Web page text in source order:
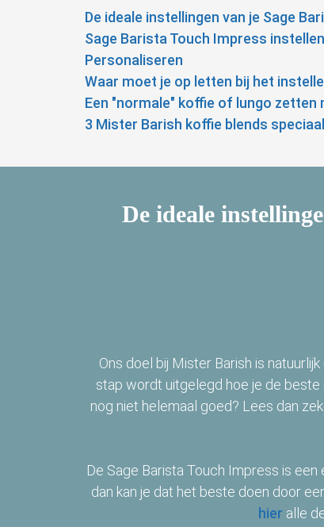
De ideale instellingen van je Sage
Sage Barista Touch Impress instellen
Personaliseren
Waar moet je op letten bij het
Een "normale" koffie of lungo zetten
3 Mister Barish koffie blends
De ideale
Ons doel bij Mister Barish is
stap wordt uitgelegd hoe je de beste
nog niet helemaal goed? Lees dan
De Sage Barista Touch Impress is
dan kan je dat het beste doen door
hier alle